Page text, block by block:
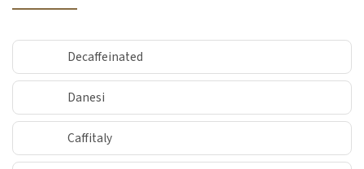
Decaffeinated
Danesi
Caffitaly